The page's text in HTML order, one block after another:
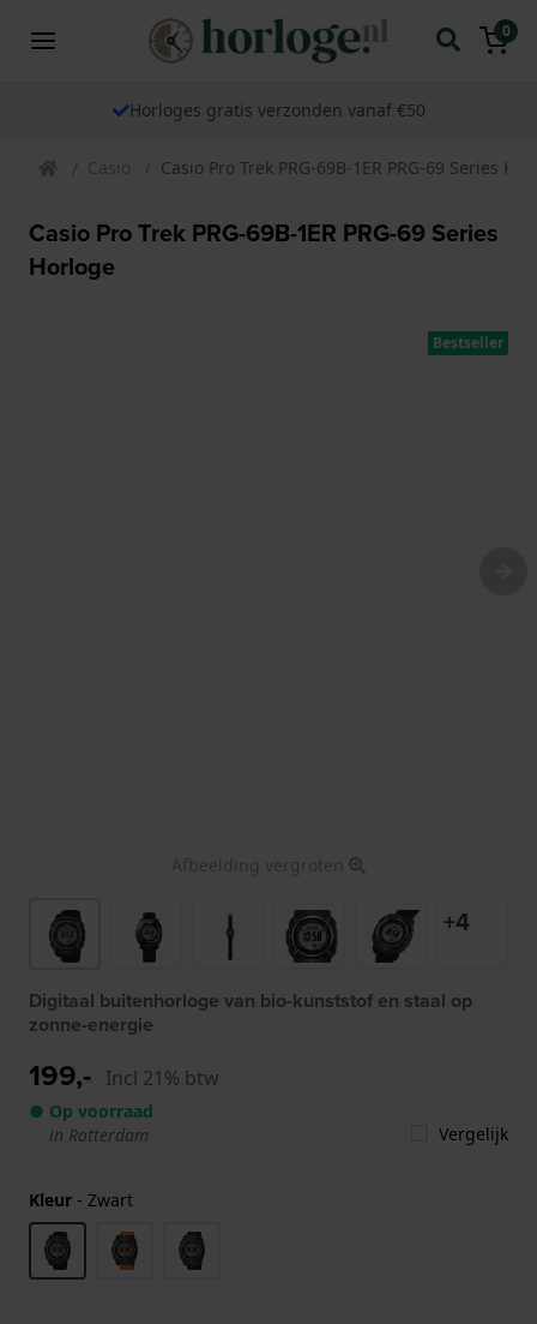
0
Horloges gratis verzonden vanaf €50
Casio Casio Pro Trek PRG-69B-1ER PRG-69 Series
Casio Pro Trek PRG-69B-1ER PRG-69 Series
Horloge
Bestseller
Afbeelding vergroten
+4
Digitaal buitenhorloge van bio-kunststof en staal op
zonne-energie
199,- Incl 21% btw
● Op voorraad
in Rotterdam
Vergelijk
Kleur - Zwart